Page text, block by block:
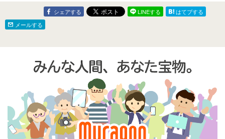
シェアする LINEする
はてブする
メールする